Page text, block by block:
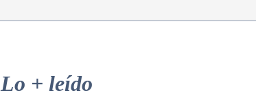
Sidebar
Lo + leído